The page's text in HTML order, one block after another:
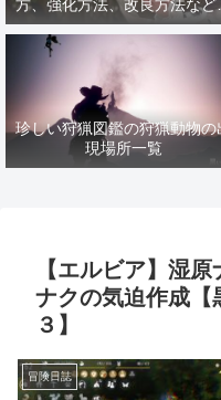
方、強化方法、改良方法など
とめ【黒い砂漠冒険日誌１４
珍しい狩猟図鑑の狩猟動物の
現場所一覧
【エルビア】湿
ナクの気迫作成【
３】
冒険日誌